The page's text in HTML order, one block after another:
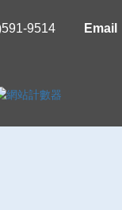
9514
Email